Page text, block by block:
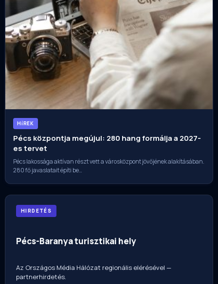
HíREK
Pécs központja megújul: 280 hang formálja a 2027-
es tervet
Pécs lakossága aktívan részt vett a városközpont jövőjének alakításában.
280 fő javaslatait építi be…
HIRDETÉS
Pécs-Baranya turisztikai hely
Az Országos Média Hálózat regionális elérésével —
partnerhirdetés.